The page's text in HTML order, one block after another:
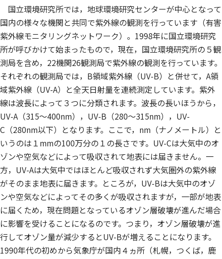
国立環境研究所では，地球環境研究センターが中心となって
国内の様々な機関と共同で紫外線の観測を行っています（有害
紫外線モニタリングネットワーク）。1998年に国立環境研究
所が呼びかけて始まったもので，現在，国立環境研究所の５観
測局を含め，22機関26観測局で紫外線の観測を行っています。
それぞれの観測局では，B領域紫外線（UV-B）と併せて，A領
域紫外線（UV-A）と全天日射量を連続測定しています。紫外
線は波長によって３つに分類されます。波長の長いほうから，
UV-A（315～400nm），UV-B（280～315nm），UV-
C（280nm以下）となります。ここで，nm（ナノメートル）と
いうのは１mmの100万分の１の長さです。UV-Cは大気中のオ
ゾンや空気などによって吸収されて地表には届きません。一
方，UV-Aは大気中ではほとんど吸収されず大気圏外の紫外線
がそのまま地表に届きます。ところが，UV-Bは大気中のオゾ
ンや空気などによってその多くが吸収されますが，一部が地表
に届くため，現在問題となっているオゾン層破壊が進んだ場合
に影響を受けることになるのです。つまり，オゾン層破壊が進
行してオゾン量が減少するとUV-Bが増えることになります。
1990年代の初めから気象庁が国内４ヵ所（札幌，つくば，鹿